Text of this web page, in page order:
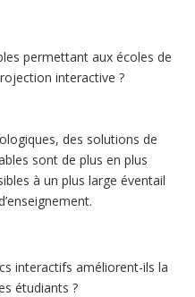
permettant aux écoles de
interactive ?
des solutions de
sont de plus en plus
à un plus large éventail
interactifs améliorent-ils la
étudiants ?